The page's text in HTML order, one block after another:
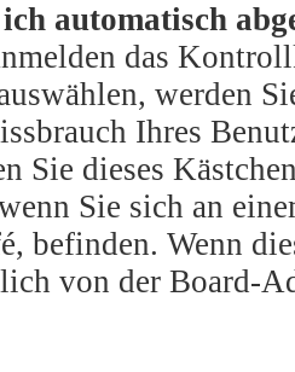
automatisch
das
werden
Ihres
Sie dieses
Sie sich an
befinden. Wenn
von der Board-